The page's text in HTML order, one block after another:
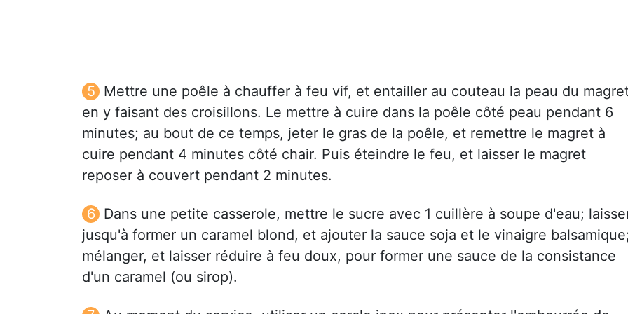
Mettre une poêle à chauffer à feu vif, et entailler au couteau la peau du
en y faisant des croisillons. Le mettre à cuire dans la poêle côté peau pendant 6
minutes; au bout de ce temps, jeter le gras de la poêle, et remettre le magret à
cuire pendant 4 minutes côté chair. Puis éteindre le feu, et laisser le magret
reposer à couvert pendant 2 minutes.
Dans une petite casserole, mettre le sucre avec 1 cuillère à soupe d'eau;
jusqu'à former un caramel blond, et ajouter la sauce soja et le vinaigre
mélanger, et laisser réduire à feu doux, pour former une sauce de la consistance
d'un caramel (ou sirop).